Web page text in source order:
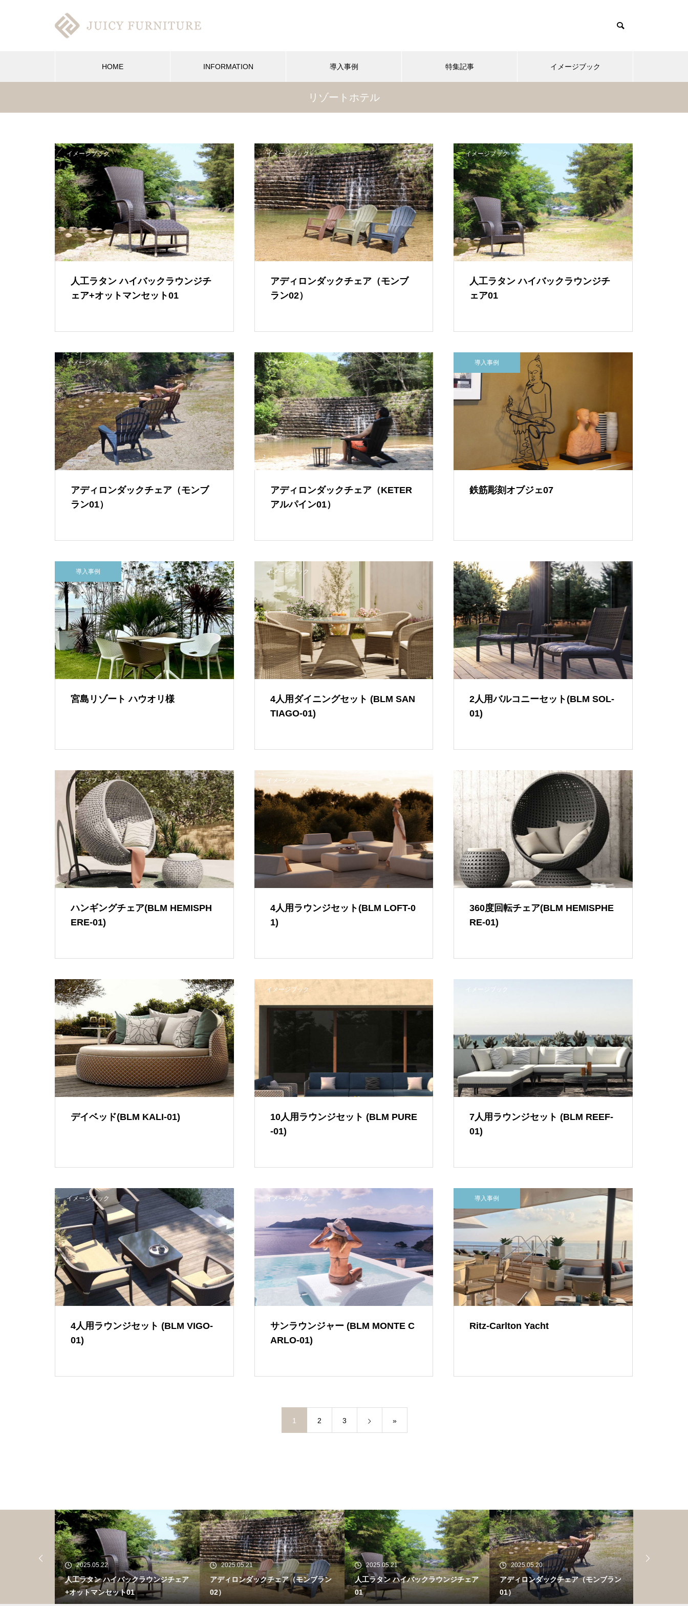
HOME INFORMATION 導入事例 特集記事 イメージブック
リゾートホテル
イメージブック
人工ラタン ハイバックラウンジチ
ェア+オットマンセット01
イメージブック
アディロンダックチェア（モンブ
ラン02）
イメージブック
人工ラタン ハイバックラウンジチ
ェア01
イメージブック
アディロンダックチェア（モンブ
ラン01）
イメージブック
アディロンダックチェア（KETER
アルパイン01）
導入事例
鉄筋彫刻オブジェ07
導入事例
宮島リゾート ハウオリ様
イメージブック
4人用ダイニングセット (BLM SAN
TIAGO-01)
イメージブック
2人用バルコニーセット(BLM SOL-
01)
イメージブック
ハンギングチェア(BLM HEMISPH
ERE-01)
イメージブック
4人用ラウンジセット(BLM LOFT-0
1)
イメージブック
360度回転チェア(BLM HEMISPHE
RE-01)
イメージブック
デイベッド(BLM KALI-01)
イメージブック
10人用ラウンジセット (BLM PURE
-01)
イメージブック
7人用ラウンジセット (BLM REEF-
01)
イメージブック
4人用ラウンジセット (BLM VIGO-
01)
イメージブック
サンラウンジャー (BLM MONTE C
ARLO-01)
導入事例
Ritz-Carlton Yacht
1 2 3 »
2025.05.22
人工ラタン ハイバックラウンジチェア
+オットマンセット01
2025.05.21
アディロンダックチェア（モンブラン
02）
2025.05.21
人工ラタン ハイバックラウンジチェア
01
2025.05.20
アディロンダックチェア（モンブラン
01）